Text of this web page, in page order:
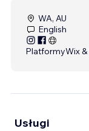
WA, AU
English
PlatformyWix
Usługi